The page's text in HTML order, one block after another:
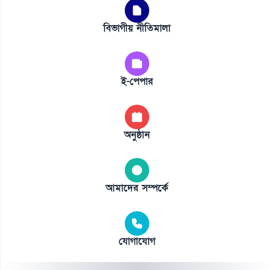
বিভাগীয় নীতিমালা
ই-পেপার
অনুষ্ঠান
আমাদের সম্পর্কে
যোগাযোগ